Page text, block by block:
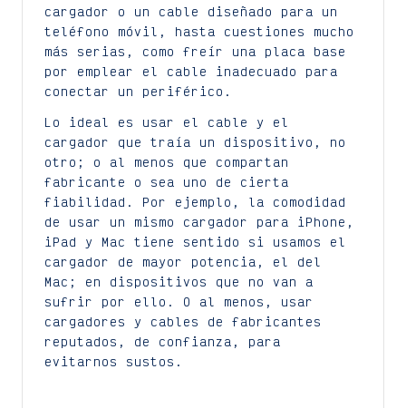
cargador o un cable diseñado para un
teléfono móvil, hasta cuestiones mucho
más serias, como freír una placa base
por emplear el cable inadecuado para
conectar un periférico.
Lo ideal es usar el cable y el
cargador que traía un dispositivo, no
otro; o al menos que compartan
fabricante o sea uno de cierta
fiabilidad. Por ejemplo, la comodidad
de usar un mismo cargador para iPhone,
iPad y Mac tiene sentido si usamos el
cargador de mayor potencia, el del
Mac; en dispositivos que no van a
sufrir por ello. O al menos, usar
cargadores y cables de fabricantes
reputados, de confianza, para
evitarnos sustos.